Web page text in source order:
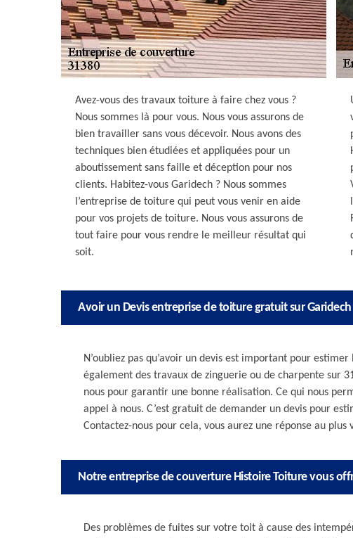
Avez-vous des travaux toiture à faire chez vous ?
Nous sommes là pour vous. Nous vous assurons de
bien travailler sans vous décevoir. Nous avons des
techniques bien étudiées et appliquées pour un
aboutissement sans faille et déception pour nos
clients. Habitez-vous Garidech ? Nous sommes
l’entreprise de toiture qui peut vous venir en aide
pour vos projets de toiture. Nous vous assurons de
tout faire pour vous rendre le meilleur résultat qui
soit.
Avoir un Devis entreprise de toiture gratuit sur Garidech
N’oubliez pas qu’avoir un devis est important pour
également des travaux de zinguerie ou de charpente sur
nous pour garantir une bonne réalisation. Ce qui nous
appel à nous. C’est gratuit de demander un devis pour
Contactez-nous pour cela, vous aurez une réponse au plus
Notre entreprise de couverture Histoire Toiture vous
Des problèmes de fuites sur votre toit à cause des